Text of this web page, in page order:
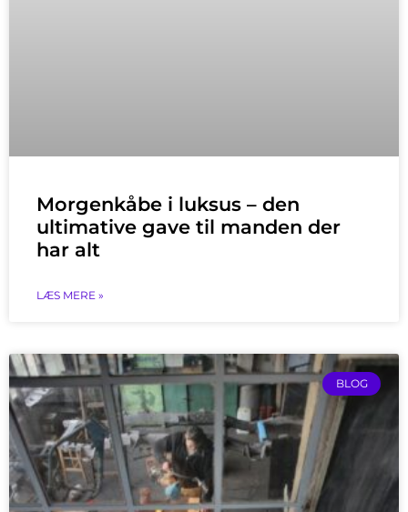
Morgenkåbe i luksus – den
ultimative gave til manden der
har alt
LÆS MERE »
BLOG